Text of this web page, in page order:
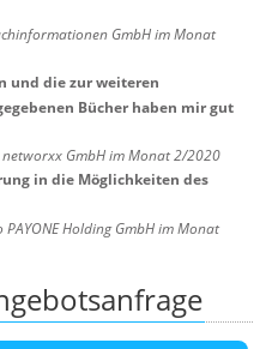
GmbH im Monat
und die zur weiteren
Bücher haben mir gut
GmbH im Monat 2/2020
in die Möglichkeiten des
Holding GmbH im Monat